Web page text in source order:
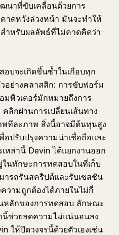
นาที่ขับเคลื่อนด้วยการ
ดหวังล่วงหน้า มันจะทำให้
สำหรับผลลัพธ์ที่ไม่คาดคิดว่า
บจะเกิดขึ้นซ้ำในเกือบทุก
อย่างคลาสสิก: การขับฟอร์ม
มพิวเตอร์มักหมายถึงการ
ลิกผ่านการเปลี่ยนเส้นทาง
ทีละภาพ สิ่งนี้อาจมีต้นทุนสูง
อปรับปรุงความน่าเชื่อถือและ
หล่านี้ Devin ได้แยกงานออก
นทักษะการทดสอบในที่เก็บ
ารถรันสคริปต์และรับเซสชัน
วามถูกต้องได้ภายในไม่กี่
หลักของการทดสอบ ลักษณะ
ช่วยลดความไม่แน่นอนลง
ให้ปิดวงจรนี้ด้วยตัวเองเช่น